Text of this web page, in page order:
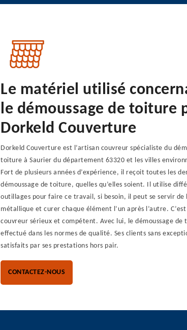
Le matériel utilisé
le démoussage de toiture
Dorkeld Couverture
Dorkeld Couverture est l’artisan couvreur spécialiste du
toiture à Saurier du département 63320 et les villes
Fort de plusieurs années d’expérience, il reçoit toutes les
démoussage de toiture, quelles qu’elles soient. Il utilise
outillages pour faire ce travail, si besoin, il peut se servir de
métallique et curer chaque élément l’un après l’autre. C’est
couvreur sérieux et compétent. Avec lui, le démoussage de
effectué dans les normes de qualité. Ses clients sans
satisfaits par ses prestations hors pair.
CONTACTEZ-NOUS